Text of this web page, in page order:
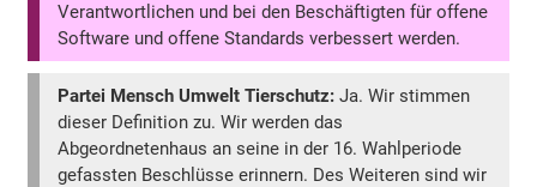
Verantwortlichen und bei den Beschäftigten für offene
Software und offene Standards verbessert werden.
Partei Mensch Umwelt Tierschutz: Ja. Wir stimmen
dieser Definition zu. Wir werden das
Abgeordnetenhaus an seine in der 16. Wahlperiode
gefassten Beschlüsse erinnern. Des Weiteren sind wir